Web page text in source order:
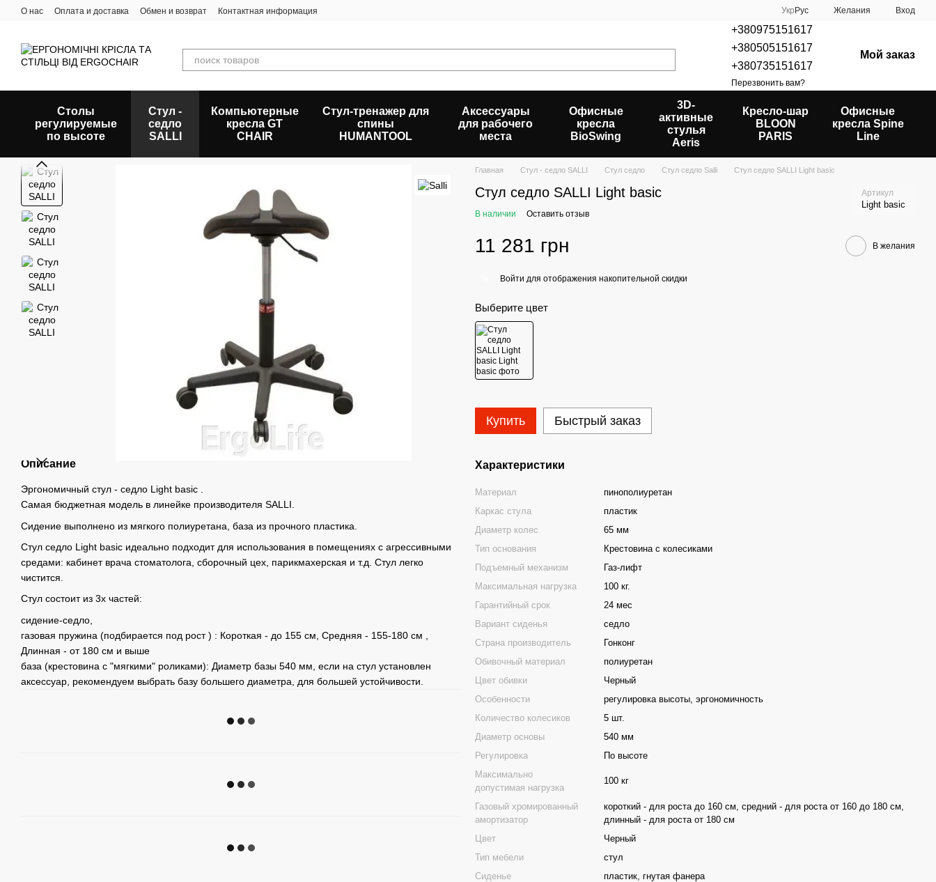
Перейти к основному контенту
О нас Оплата и доставка Обмен и возврат Контактная информация Укр Рус Желания Вход
+380975151617
+380505151617
+380735151617
Перезвонить вам?
Мой заказ
Столы
регулируемые
по высоте
Стул -
седло
SALLI
Компьютерные
кресла GT
CHAIR
Стул-тренажер для
спины
HUMANTOOL
Аксессуары
для рабочего
места
Офисные
кресла
BioSwing
3D-
активные
стулья
Aeris
Кресло-шар
BLOON
PARIS
Офисные
кресла Spine
Line
Описание
Эргономичный стул - седло Light basic .
Самая бюджетная модель в линейке производителя SALLI.
Сидение выполнено из мягкого полиуретана, база из прочного пластика.
Стул седло Light basic идеально подходит для использования в помещениях с агрессивными
средами: кабинет врача стоматолога, сборочный цех, парикмахерская и т.д. Стул легко
чистится.
Стул состоит из 3х частей:
сидение-седло,
газовая пружина (подбирается под рост ) : Короткая - до 155 см, Средняя - 155-180 см ,
Длинная - от 180 см и выше
база (крестовина с "мягкими" роликами): Диаметр базы 540 мм, если на стул установлен
аксессуар, рекомендуем выбрать базу большего диаметра, для большей устойчивости.
Главная Стул - седло SALLI Стул седло Стул седло Salli Стул седло SALLI Light basic
Стул седло SALLI Light basic Артикул
Light basic
В наличии Оставить отзыв
11 281 грн В желания
Войти для отображения накопительной скидки
Выберите цвет
Купить Быстрый заказ
Характеристики
Материал
пинополиуретан
Каркас стула
пластик
Диаметр колес
65 мм
Тип основания
Крестовина с колесиками
Подъемный механизм
Газ-лифт
Максимальная нагрузка
100 кг.
Гарантийный срок
24 мес
Вариант сиденья
седло
Страна производитель
Гонконг
Обивочный материал
полиуретан
Цвет обивки
Черный
Особенности
регулировка высоты, эргономичность
Количество колесиков
5 шт.
Диаметр основы
540 мм
Регулировка
По высоте
Максимально
допустимая нагрузка
100 кг
Газовый хромированный
амортизатор
короткий - для роста до 160 см, средний - для роста от 160 до 180 см,
длинный - для роста от 180 см
Цвет
Черный
Тип мебели
стул
Сиденье
пластик, гнутая фанера